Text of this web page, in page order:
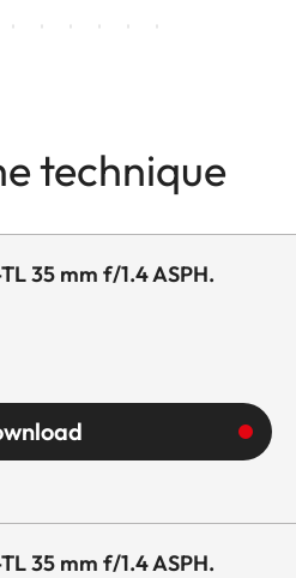
technique
35 mm f/1.4 ASPH.
35 mm f/1.4 ASPH.